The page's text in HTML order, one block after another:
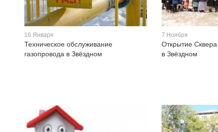
16 Января
Техническое обслуживание
газопровода в Звёздном
7 Ноября
Открытие
в Звёздном